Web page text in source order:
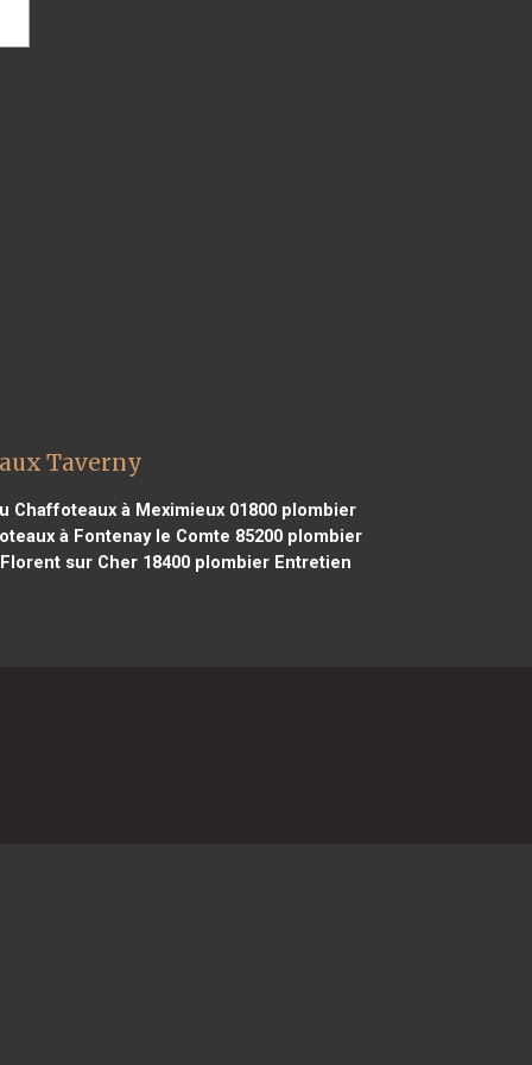
Taverny
à Meximieux 01800plombier
à Fontenay le Comte 85200plombier
sur Cher 18400 plombier Entretien